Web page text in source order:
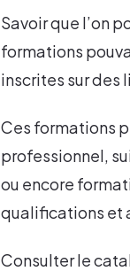
Savoir que l’on
formations
inscrites sur des
Ces formations
professionnel,
ou encore
qualifications et
Consulter le